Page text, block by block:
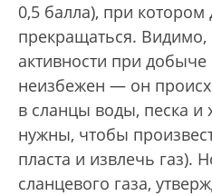
0,5 балла), при
прекращаться. Видимо,
активности при добыче
неизбежен — он
в сланцы воды, песка и
нужны, чтобы
пласта и извлечь газ).
сланцевого газа,